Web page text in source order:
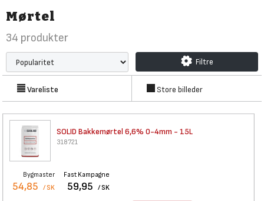
Mørtel
34 produkter
Filtre
Vareliste Store billeder
SOLID Bakkemørtel 6,6% 0-4mm - 15L
318721
Bygmaster
54,85 / SK
Fast Kampagne
59,95 / SK